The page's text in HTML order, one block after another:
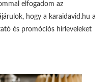
elfogadom az
hogy a karaidavid.hu a
és promóciós hírleveleket